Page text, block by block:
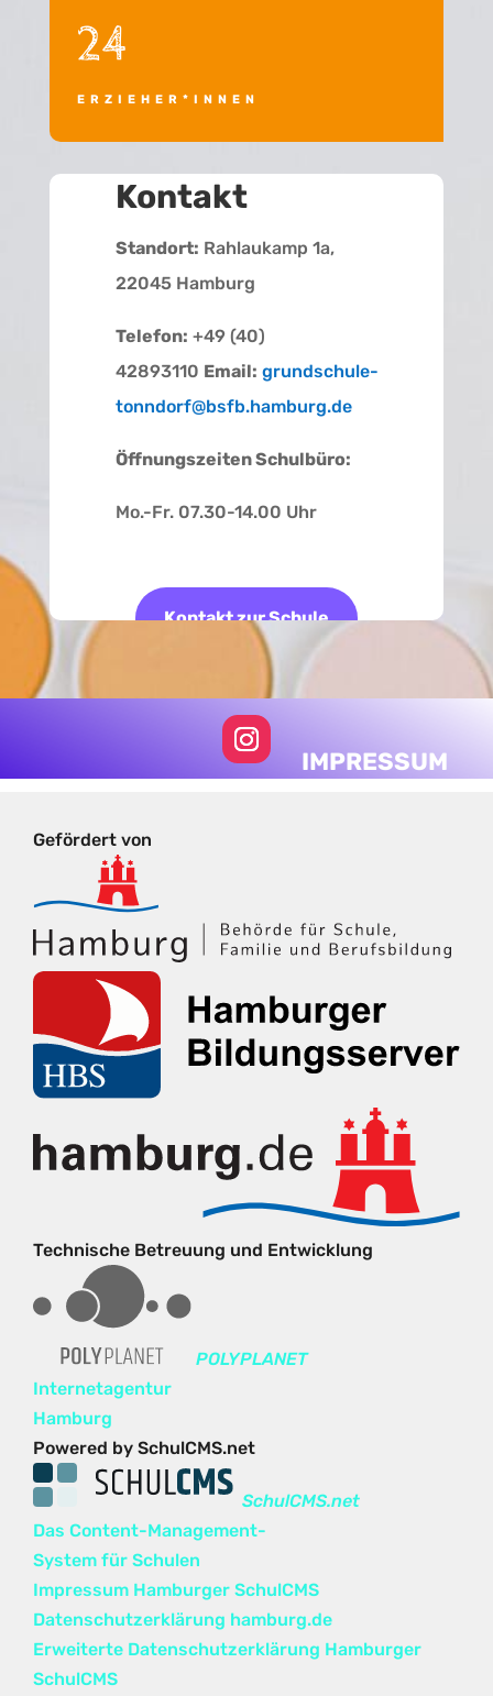
24
ERZIEHER*INNEN
Kontakt
Standort: Rahlaukamp 1a,
22045 Hamburg
Telefon: +49 (40)
42893110 Email: grundschule-
tonndorf@bsfb.hamburg.de
Öffnungszeiten Schulbüro:
Mo.-Fr. 07.30-14.00 Uhr
Kontakt zur Schule
IMPRESSUM
Gefördert von
Technische Betreuung und Entwicklung
POLYPLANET
Internetagentur
Hamburg
Powered by SchulCMS.net
SchulCMS.net
Das Content-Management-
System für Schulen
Impressum Hamburger SchulCMS
Datenschutzerklärung hamburg.de
Erweiterte Datenschutzerklärung Hamburger
SchulCMS